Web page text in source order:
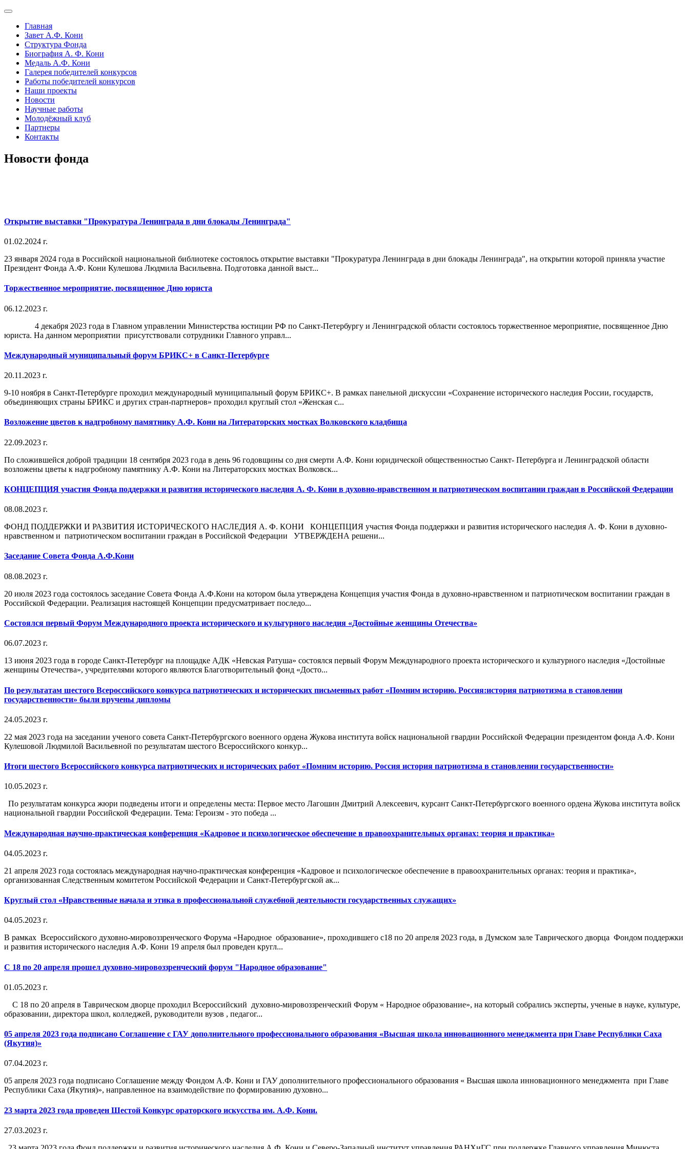
Главная
Завет А.Ф. Кони
Структура Фонда
Биография А. Ф. Кони
Медаль А.Ф. Кони
Галерея победителей конкурсов
Работы победителей конкурсов
Наши проекты
Новости
Научные работы
Молодёжный клуб
Партнеры
Контакты
Новости фонда
Открытие выставки "Прокуратура Ленинграда в дни блокады Ленинграда"
01.02.2024 г.
23 января 2024 года в Российской национальной библиотеке состоялось открытие выставки "Прокуратура Ленинграда в дни блокады Ленинграда", на открытии которой приняла участие
Президент Фонда А.Ф. Кони Кулешова Людмила Васильевна. Подготовка данной выст...
Торжественное мероприятие, посвященное Дню юриста
06.12.2023 г.
4 декабря 2023 года в Главном управлении Министерства юстиции РФ по Санкт-Петербургу и Ленинградской области состоялось торжественное мероприятие, посвященное Дню
юриста. На данном мероприятии присутствовали сотрудники Главного управл...
Международный муниципальный форум БРИКС+ в Санкт-Петербурге
20.11.2023 г.
9-10 ноября в Санкт-Петербурге проходил международный муниципальный форум БРИКС+. В рамках панельной дискуссии «Сохранение исторического наследия России, государств,
объединяющих страны БРИКС и других стран-партнеров» проходил круглый стол «Женская с...
Возложение цветов к надгробному памятнику А.Ф. Кони на Литераторских мостках Волковского кладбища
22.09.2023 г.
По сложившейся доброй традиции 18 сентября 2023 года в день 96 годовщины со дня смерти А.Ф. Кони юридической общественностью Санкт- Петербурга и Ленинградской области
возложены цветы к надгробному памятнику А.Ф. Кони на Литераторских мостках Волковск...
КОНЦЕПЦИЯ участия Фонда поддержки и развития исторического наследия А. Ф. Кони в духовно-нравственном и патриотическом воспитании граждан в Российской Федерации
08.08.2023 г.
ФОНД ПОДДЕРЖКИ И РАЗВИТИЯ ИСТОРИЧЕСКОГО НАСЛЕДИЯ А. Ф. КОНИ КОНЦЕПЦИЯ участия Фонда поддержки и развития исторического наследия А. Ф. Кони в духовно-
нравственном и патриотическом воспитании граждан в Российской Федерации УТВЕРЖДЕНА решени...
Заседание Совета Фонда А.Ф.Кони
08.08.2023 г.
20 июля 2023 года состоялось заседание Совета Фонда А.Ф.Кони на котором была утверждена Концепция участия Фонда в духовно-нравственном и патриотическом воспитании граждан в
Российской Федерации. Реализация настоящей Концепции предусматривает последо...
Состоялся первый Форум Международного проекта исторического и культурного наследия «Достойные женщины Отечества»
06.07.2023 г.
13 июня 2023 года в городе Санкт-Петербург на площадке АДК «Невская Ратуша» состоялся первый Форум Международного проекта исторического и культурного наследия «Достойные
женщины Отечества», учредителями которого являются Благотворительный фонд «Досто...
По результатам шестого Всероссийского конкурса патриотических и исторических письменных работ «Помним историю. Россия:история патриотизма в становлении
государственности» были вручены дипломы
24.05.2023 г.
22 мая 2023 года на заседании ученого совета Санкт-Петербургского военного ордена Жукова института войск национальной гвардии Российской Федерации президентом фонда А.Ф. Кони
Кулешовой Людмилой Васильевной по результатам шестого Всероссийского конкур...
Итоги шестого Всероссийского конкурса патриотических и исторических работ «Помним историю. Россия история патриотизма в становлении государственности»
10.05.2023 г.
По результатам конкурса жюри подведены итоги и определены места: Первое место Лагошин Дмитрий Алексеевич, курсант Санкт-Петербургского военного ордена Жукова института войск
национальной гвардии Российской Федерации. Тема: Героизм - это победа ...
Международная научно-практическая конференция «Кадровое и психологическое обеспечение в правоохранительных органах: теория и практика»
04.05.2023 г.
21 апреля 2023 года состоялась международная научно-практическая конференция «Кадровое и психологическое обеспечение в правоохранительных органах: теория и практика»,
организованная Следственным комитетом Российской Федерации и Санкт-Петербургской ак...
Круглый стол «Нравственные начала и этика в профессиональной служебной деятельности государственных служащих»
04.05.2023 г.
В рамках Всероссийского духовно-мировоззренческого Форума «Народное образование», проходившего с18 по 20 апреля 2023 года, в Думском зале Таврического дворца Фондом поддержки
и развития исторического наследия А.Ф. Кони 19 апреля был проведен кругл...
С 18 по 20 апреля прошел духовно-мировоззренческий форум "Народное образование"
01.05.2023 г.
С 18 по 20 апреля в Таврическом дворце проходил Всероссийский духовно-мировоззренческий Форум « Народное образование», на который собрались эксперты, ученые в науке, культуре,
образовании, директора школ, колледжей, руководители вузов , педагог...
05 апреля 2023 года подписано Соглашение c ГАУ дополнительного профессионального образования «Высшая школа инновационного менеджмента при Главе Республики Саха
(Якутия)»
07.04.2023 г.
05 апреля 2023 года подписано Соглашение между Фондом А.Ф. Кони и ГАУ дополнительного профессионального образования « Высшая школа инновационного менеджмента при Главе
Республики Саха (Якутия)», направленное на взаимодействие по формированию духовно...
23 марта 2023 года проведен Шестой Конкурс ораторского искусства им. А.Ф. Кони.
27.03.2023 г.